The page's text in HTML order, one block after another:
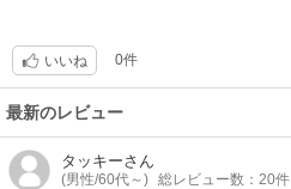
いいね 0件
最新のレビュー
タッキーさん
(男性/60代～) 総レビュー数：20件